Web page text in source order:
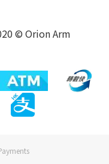
© Orion Arm